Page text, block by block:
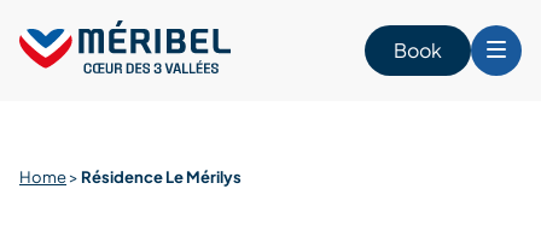
content
Book
Home> Résidence Le Mérilys